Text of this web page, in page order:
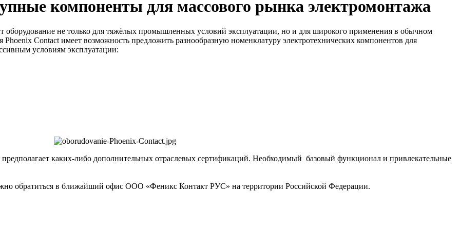
компоненты для массового рынка электромонтажа
оборудование не только для тяжёлых промышленных условий эксплуатации, но и для широкого применения в обычном
Contact имеет возможность предложить разнообразную номенклатуру электротехнических компонентов для
условиям эксплуатации:
каких-либо дополнительных отраслевых сертификаций. Необходимый базовый функционал и привлекательные
обратиться в ближайший офис ООО «Феникс Контакт РУС» на территории Российской Федерации.